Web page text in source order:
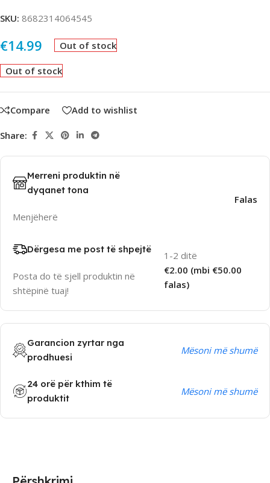
SKU: 8682314064545
€14.99 Out of stock
Out of stock
Compare Add to wishlist
Share:
Merreni produktin në
dyqanet tona
Menjëherë
Falas
Dërgesa me post të shpejtë
Posta do të sjell produktin në
shtëpinë tuaj!
1-2 ditë
€2.00 (mbi €50.00
falas)
Garancion zyrtar nga
prodhuesi
Mësoni më shumë
24 orë për kthim të
produktit
Mësoni më shumë